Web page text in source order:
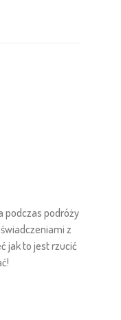
podczas podróży
z
jak to jest rzucić